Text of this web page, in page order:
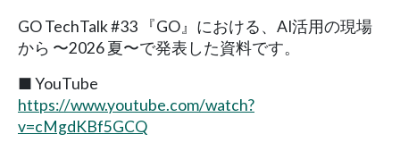
GO TechTalk #33 『GO』における、AI活用の現場
から 〜2026 夏〜で発表した資料です。
■ YouTube
https://www.youtube.com/watch?
v=cMgdKBf5GCQ